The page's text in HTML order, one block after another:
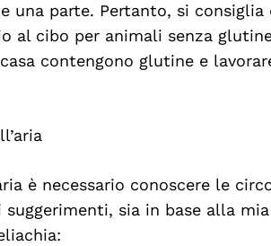
una parte. Pertanto, si consiglia
al cibo per animali senza
contengono glutine e
è necessario conoscere le
sia in base alla